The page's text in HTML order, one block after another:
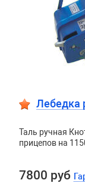
Лебедка
Таль ручная
прицепов на
7800 руб